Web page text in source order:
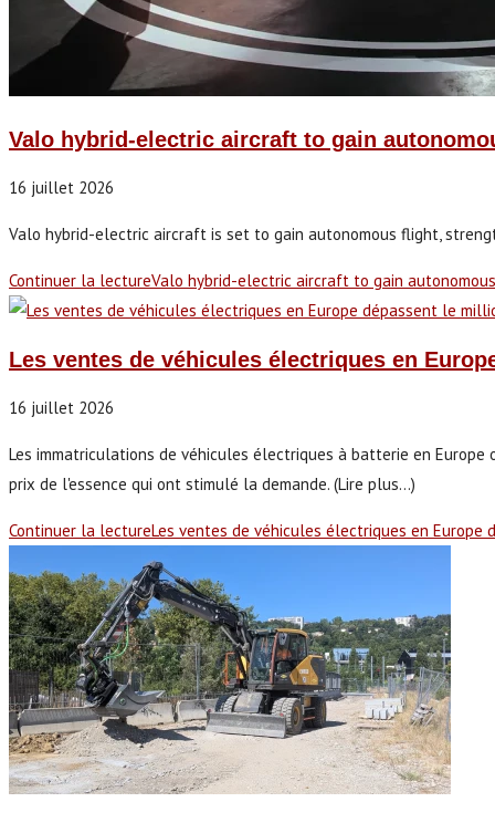
Valo hybrid-electric aircraft to gain
16 juillet 2026
Valo hybrid-electric aircraft is set to gain autonomous flight,
Continuer la lectureValo hybrid-electric aircraft to gain
Les ventes de véhicules électriques en
16 juillet 2026
Les immatriculations de véhicules électriques à batterie en
prix de l'essence qui ont stimulé la demande. (Lire plus...)
Continuer la lectureLes ventes de véhicules électriques en Europe